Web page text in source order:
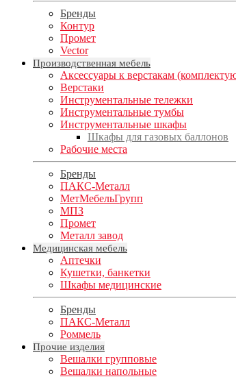
Бренды
Контур
Промет
Vector
Производственная мебель
Аксессуары к верстакам
Верстаки
Инструментальные тележки
Инструментальные тумбы
Инструментальные шкафы
Шкафы для газовых баллонов
Рабочие места
Бренды
ПАКС-Металл
МетМебельГрупп
МПЗ
Промет
Металл завод
Медицинская мебель
Аптечки
Кушетки, банкетки
Шкафы медицинские
Бренды
ПАКС-Металл
Роммель
Прочие изделия
Вешалки групповые
Вешалки напольные